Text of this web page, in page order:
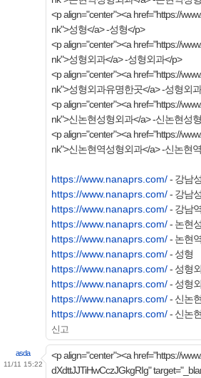
<p align="center"><a href="https://
nk">성형</a> -성형</p>
<p align="center"><a href="https://
nk">성형외과</a> -성형외과</p>
<p align="center"><a href="https://
nk">성형외과유명한곳</a> -성형외
<p align="center"><a href="https://
nk">신논현성형외과</a> -신논현성
<p align="center"><a href="https://
nk">신논현역성형외과</a> -신논현
https://www.nanaprs.com/- 강남
https://www.nanaprs.com/- 강남
https://www.nanaprs.com/- 강남
https://www.nanaprs.com/- 논현
https://www.nanaprs.com/- 논현
https://www.nanaprs.com/- 성형
https://www.nanaprs.com/- 성형
https://www.nanaprs.com/- 성형
https://www.nanaprs.com/- 신논
https://www.nanaprs.com/- 신논
신고
asda
11/11 15:22
<p align="center"><a href="https://
dXdttJJTiHwCczJGkgRIg"